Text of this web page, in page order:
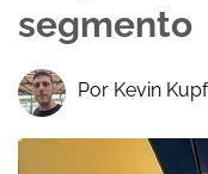
segmento
Por Kevin